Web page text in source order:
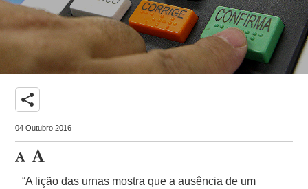
share
04 Outubro 2016
“A lição das urnas mostra que a ausência de um